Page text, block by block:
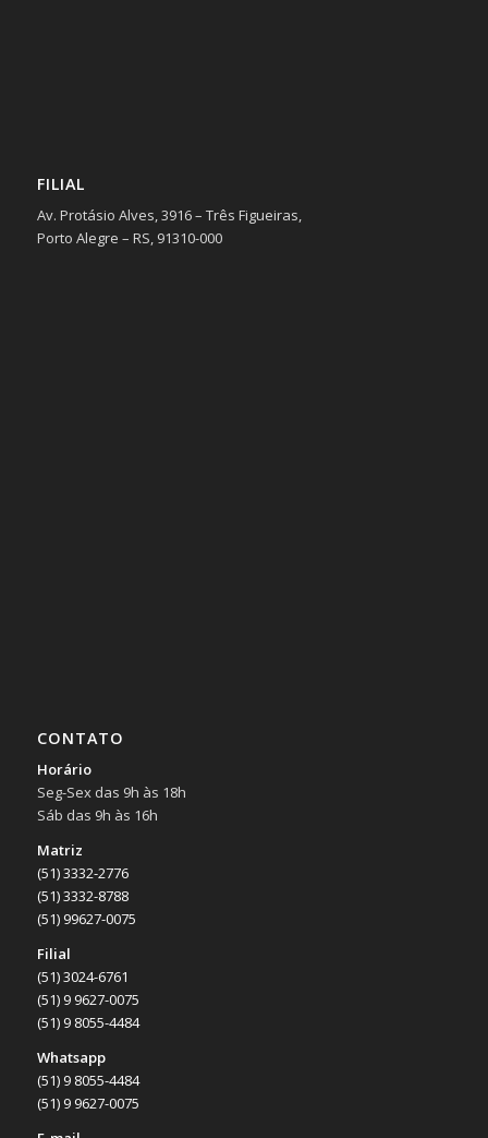
FILIAL
Av. Protásio Alves, 3916 – Três Figueiras,
Porto Alegre – RS, 91310-000
CONTATO
Horário
Seg-Sex das 9h às 18h
Sáb das 9h às 16h
Matriz
(51) 3332-2776
(51) 3332-8788
(51) 99627-0075
Filial
(51) 3024-6761
(51) 9 9627-0075
(51) 9 8055-4484
Whatsapp
(51) 9 8055-4484
(51) 9 9627-0075